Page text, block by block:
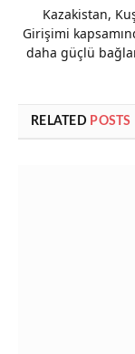
Kazakistan,
Girişimi
daha güçlü
RELATED POSTS